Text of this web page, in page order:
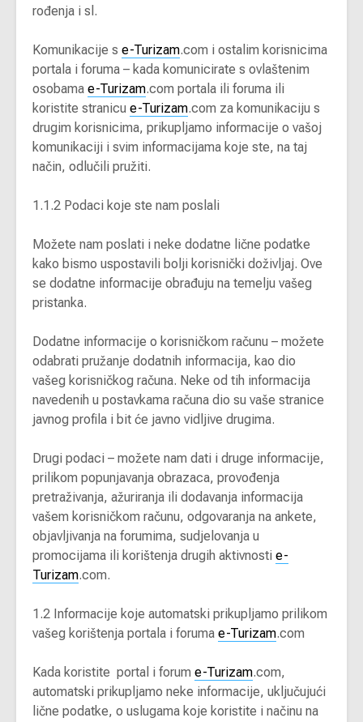
rođenja i sl.
Komunikacije s e-Turizam.com i ostalim korisnicima
portala i foruma – kada komunicirate s ovlaštenim
osobama e-Turizam.com portala ili foruma ili
koristite stranicu e-Turizam.com za komunikaciju s
drugim korisnicima, prikupljamo informacije o vašoj
komunikaciji i svim informacijama koje ste, na taj
način, odlučili pružiti.
1.1.2 Podaci koje ste nam poslali
Možete nam poslati i neke dodatne lične podatke
kako bismo uspostavili bolji korisnički doživljaj. Ove
se dodatne informacije obrađuju na temelju vašeg
pristanka.
Dodatne informacije o korisničkom računu – možete
odabrati pružanje dodatnih informacija, kao dio
vašeg korisničkog računa. Neke od tih informacija
navedenih u postavkama računa dio su vaše stranice
javnog profila i bit će javno vidljive drugima.
Drugi podaci – možete nam dati i druge informacije,
prilikom popunjavanja obrazaca, provođenja
pretraživanja, ažuriranja ili dodavanja informacija
vašem korisničkom računu, odgovaranja na ankete,
objavljivanja na forumima, sudjelovanja u
promocijama ili korištenja drugih aktivnosti e-
Turizam.com.
1.2 Informacije koje automatski prikupljamo prilikom
vašeg korištenja portala i foruma e-Turizam.com
Kada koristite portal i forum e-Turizam.com,
automatski prikupljamo neke informacije, uključujući
lične podatke, o uslugama koje koristite i načinu na